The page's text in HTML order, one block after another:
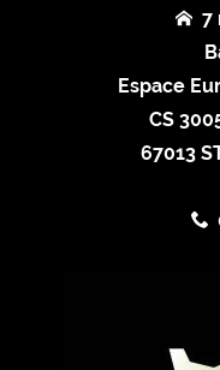
7
Espace
CS
67013